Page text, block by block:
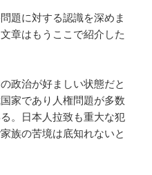
題に対する認識を深めま
章はもうここで紹介した
政治が好ましい状態だと
家であり人権問題が多数
。日本人拉致も重大な犯
族の苦境は底知れないと